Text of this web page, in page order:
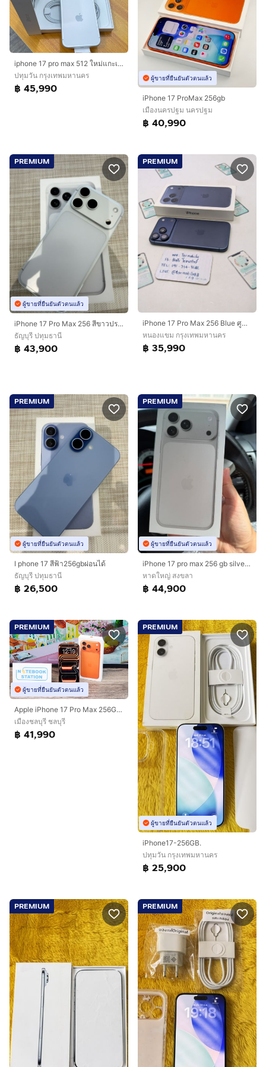
iphone 17 pro max 512 ใหม่แกะเช็ค
ปทุมวัน กรุงเทพมหานคร
฿ 45,990
ผู้ขายที่ยืนยันตัวตนแล้ว
iPhone 17 ProMax 256gb
เมืองนครปฐม นครปฐม
฿ 40,990
PREMIUM
ผู้ขายที่ยืนยันตัวตนแล้ว
iPhone 17 Pro Max 256 สีขาวประกันศูนย์ ผ่อนได้
ธัญบุรี ปทุมธานี
฿ 43,900
PREMIUM
iPhone 17 Pro Max 256 Blue ศูนย์ไทย อุปกรณ์ครบยกกล่อง ขาดสายชาร์จ ประกันเหลือ 4 เดือน สุขภาพแบต 100 ขายตามสภาพ เพียง 35,990 บาท ครับ
หนองแขม กรุงเทพมหานคร
฿ 35,990
PREMIUM
ผู้ขายที่ยืนยันตัวตนแล้ว
I phone 17 สีฟ้า256gbผ่อนได้
ธัญบุรี ปทุมธานี
฿ 26,500
PREMIUM
ผู้ขายที่ยืนยันตัวตนแล้ว
iPhone 17 pro max 256 gb silver ใหม่ ไม่แกะไม่แอค
หาดใหญ่ สงขลา
฿ 44,900
PREMIUM
ผู้ขายที่ยืนยันตัวตนแล้ว
Apple iPhone 17 Pro Max 256GB Cosmic Orange อุปกรณ์แท้ครบกล่อง สุขภาพแบต100 มีประกันศูนย์ พร้อมใช้งาน ขายเพียง 41,990.-
เมืองชลบุรี ชลบุรี
฿ 41,990
PREMIUM
ผู้ขายที่ยืนยันตัวตนแล้ว
iPhone17-256GB.
ปทุมวัน กรุงเทพมหานคร
฿ 25,900
PREMIUM PREMIUM